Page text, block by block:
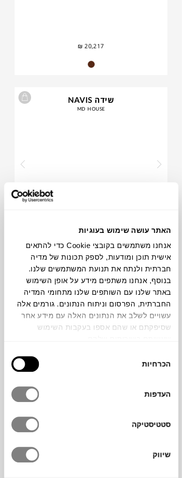
האתר עושה שימוש בעוגיות
אנחנו משתמשים בקובצי Cookie כדי להתאים
אישית תוכן ומודעות, לספק תכונות של מדיה
חברתית ולנתח את תנועת המשתמשים שלנו.
בנוסף, אנחנו משתפים מידע על אופן השימוש
באתר שלנו עם השותפים שלנו מתחומי המדיה
החברתית, הפרסום וניתוח הנתונים. גורמים אלה
עשויים לשלב את הנתונים האלה עם מידע אחר
שסיפקתם או שהם אספו בעקבות השימוש
הסכמה
הכרחיות
העדפות
סטטיסטיקה
שיווק
₪ 20,217
שידה NAVIS
MD HOUSE
₪3,259
2,390
הנחה
שידת מגירות RAY
MD HOUSE